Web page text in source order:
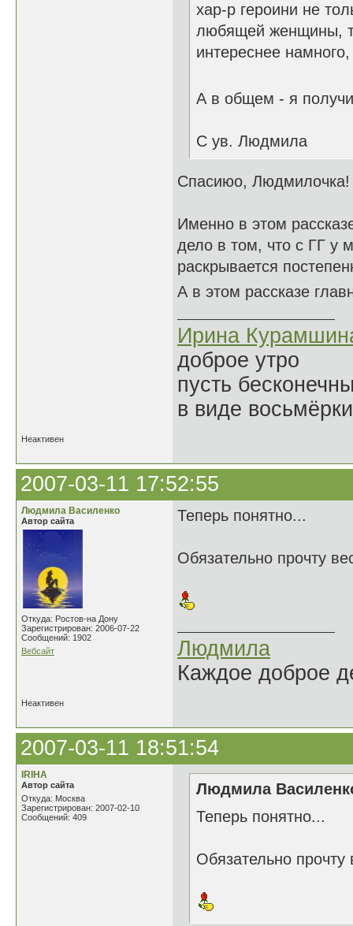
хар-р героини не
любящей женщины,
интереснее
А в общем - я
С ув. Людмила
Спасиюо, Людмилочка!
Именно в этом
дело в том, что с ГГ у
раскрывается
А в этом рассказе
Ирина
доброе утро
пусть
в виде восьмёрки
Неактивен
2007-03-11 17:52:55
Людмила Василенко
Автор сайта
Откуда: Ростов-на Дону
Зарегистрирован: 2006-07-22
Сообщений: 1902
Вебсайт
Теперь понятно...
Обязательно прочту
Людмила
Каждое доброе
Неактивен
2007-03-11 18:51:54
IRIHA
Автор сайта
Откуда: Москва
Зарегистрирован: 2007-02-10
Сообщений: 409
Людмила
Теперь понятно...
Обязательно